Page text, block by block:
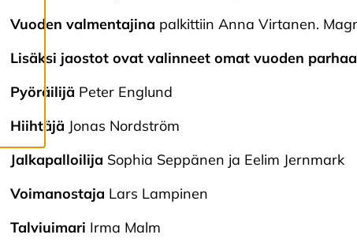
k
a
e
ä
st
e
a
s
e
u
k
a
Vuoden valmentajina palkittiin Anna Virtanen.
Lisäksi jaostot ovat valinneet omat vuoden
Pyöräilijä Peter Englund
Hiihtäjä Jonas Nordström
Jalkapalloilija Sophia Seppänen ja Eelim Jernmark
Voimanostaja Lars Lampinen
Talviuimari Irma Malm